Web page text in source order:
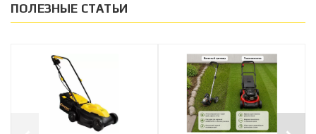
ПОЛЕЗНЫЕ СТАТЬИ